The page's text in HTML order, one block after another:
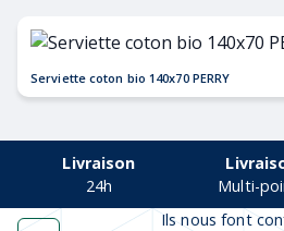
Serviette coton bio 140x70 PERRY
Livraison
24h
Multi-
Ils nous font